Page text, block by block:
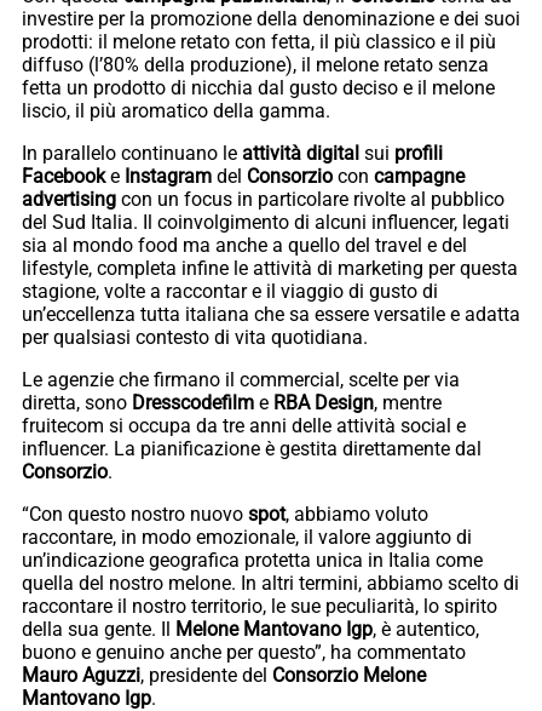
investire per la promozione della denominazione e dei suoi
prodotti: il melone retato con fetta, il più classico e il più
diffuso (l’80% della produzione), il melone retato senza
fetta un prodotto di nicchia dal gusto deciso e il melone
liscio, il più aromatico della gamma.
In parallelo continuano le attività digital sui profili
Facebooke Instagram del Consorzio con campagne
advertising con un focus in particolare rivolte al pubblico
del Sud Italia. Il coinvolgimento di alcuni influencer, legati
sia al mondo food ma anche a quello del travel e del
lifestyle, completa infine le attività di marketing per questa
stagione, volte a raccontar e il viaggio di gusto di
un’eccellenza tutta italiana che sa essere versatile e adatta
per qualsiasi contesto di vita quotidiana.
Le agenzie che firmano il commercial, scelte per via
diretta, sono Dresscodefilm e RBA Design, mentre
fruitecom si occupa da tre anni delle attività social e
influencer. La pianificazione è gestita direttamente dal
Consorzio.
“Con questo nostro nuovo spot, abbiamo voluto
raccontare, in modo emozionale, il valore aggiunto di
un’indicazione geografica protetta unica in Italia come
quella del nostro melone. In altri termini, abbiamo scelto di
raccontare il nostro territorio, le sue peculiarità, lo spirito
della sua gente. Il Melone Mantovano Igp, è autentico,
buono e genuino anche per questo”, ha commentato
Mauro Aguzzi, presidente del Consorzio Melone
Mantovano Igp.